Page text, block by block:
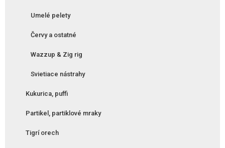
Umelé pelety
Červy a ostatné
Wazzup & Zig rig
Svietiace nástrahy
Kukurica, puffi
Partikel, partiklové mraky
Tigrí orech